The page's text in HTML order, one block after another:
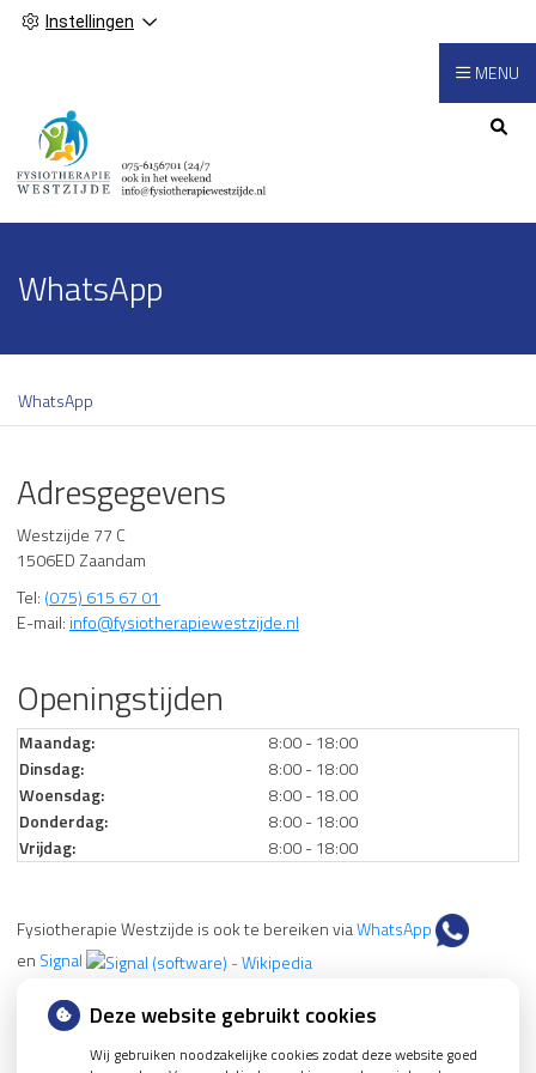
Instellingen
Hoofdmenu
MENU
WhatsApp
WhatsApp
Adresgegevens
Westzijde 77 C
1506ED Zaandam
Tel: (075) 615 67 01
E-mail: info@fysiotherapiewestzijde.nl
Openingstijden
Maandag:
8:00 - 18:00
Dinsdag:
8:00 - 18:00
Woensdag:
8:00 - 18.00
Donderdag:
8:00 - 18:00
Vrijdag:
8:00 - 18:00
Fysiotherapie Westzijde is ook te bereiken viaWhatsApp
en Signal
NieuwsDeze website gebruikt cookies
Wij gebruiken noodzakelijke cookies zodat deze website goed